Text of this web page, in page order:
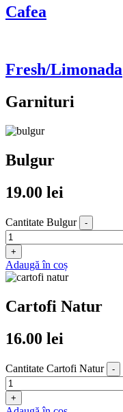
Cafea
Fresh/Limonada
Garnituri
Bulgur
19.00 lei
Cantitate Bulgur -
+
Adaugă în coș
Cartofi Natur
16.00 lei
Cantitate Cartofi Natur -
+